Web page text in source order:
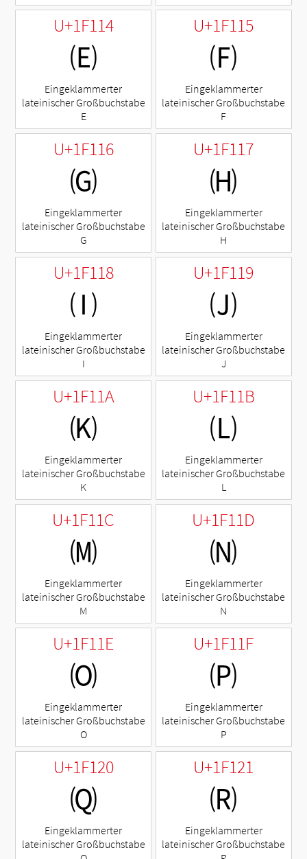
U+1F114
🄔
Eingeklammerter
lateinischer Großbuchstabe
E
U+1F115
🄕
Eingeklammerter
lateinischer Großbuchstabe
F
U+1F116
🄖
Eingeklammerter
lateinischer Großbuchstabe
G
U+1F117
🄗
Eingeklammerter
lateinischer Großbuchstabe
H
U+1F118
🄘
Eingeklammerter
lateinischer Großbuchstabe
I
U+1F119
🄙
Eingeklammerter
lateinischer Großbuchstabe
J
U+1F11A
🄚
Eingeklammerter
lateinischer Großbuchstabe
K
U+1F11B
🄛
Eingeklammerter
lateinischer Großbuchstabe
L
U+1F11C
🄜
Eingeklammerter
lateinischer Großbuchstabe
M
U+1F11D
🄝
Eingeklammerter
lateinischer Großbuchstabe
N
U+1F11E
🄞
Eingeklammerter
lateinischer Großbuchstabe
O
U+1F11F
🄟
Eingeklammerter
lateinischer Großbuchstabe
P
U+1F120
🄠
Eingeklammerter
lateinischer Großbuchstabe
U+1F121
🄡
Eingeklammerter
lateinischer Großbuchstabe